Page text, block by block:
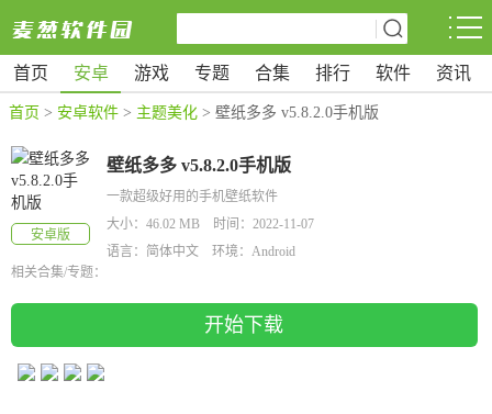
首页 安卓 游戏 专题 合集 排行 软件 资讯
首页 > 安卓软件 > 主题美化 > 壁纸多多 v5.8.2.0手机版
安卓版
壁纸多多 v5.8.2.0手机版
一款超级好用的手机壁纸软件
大小：46.02 MB 时间：2022-11-07
语言：简体中文 环境：Android
相关合集/专题：
开始下载